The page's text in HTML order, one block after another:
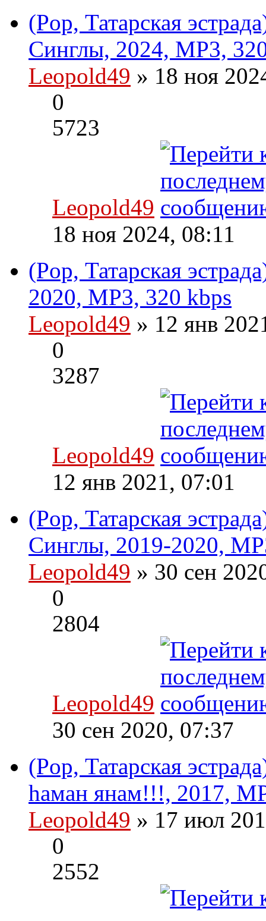
(Pop, Татарская
Синглы, 2024, MP3,
Leopold49 » 18 ноя
0
5723
Leopold49
18 ноя 2024, 08:11
(Pop, Татарская
2020, MP3, 320 kbps
Leopold49 » 12 янв
0
3287
Leopold49
12 янв 2021, 07:01
(Pop, Татарская
Синглы, 2019-2020,
Leopold49 » 30 сен
0
2804
Leopold49
30 сен 2020, 07:37
(Pop, Татарская
hаман янам!!!, 2017,
Leopold49 » 17 июл
0
2552